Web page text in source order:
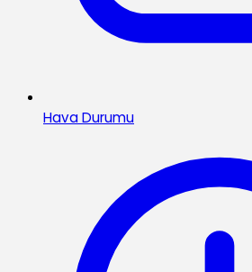
Hava Durumu